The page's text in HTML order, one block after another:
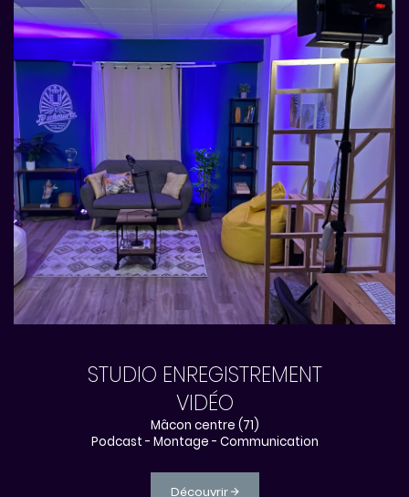
STUDIO ENREGISTREMENT
VIDÉO
Mâcon centre (71)
Podcast - Montage - Communication
Découvrir